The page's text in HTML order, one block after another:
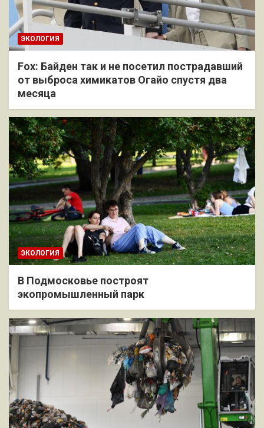
ЭКОЛОГИЯ
Fox: Байден так и не посетил пострадавший
от выброса химикатов Огайо спустя два
месяца
ЭКОЛОГИЯ
В Подмосковье построят
экопромышленный парк